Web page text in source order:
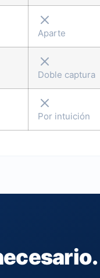
Aparte
Doble captura
Por intuición